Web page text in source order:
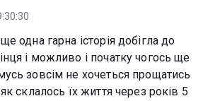
одна гарна історія добігла до
і можливо і початку чогось ще
зовсім не хочеться прощатись
склалось їх життя через років 5